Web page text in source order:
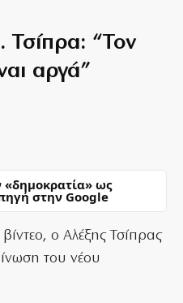
“Τον
αργά”
«δημοκρατία» ως
στην Google
ο Αλέξης Τσίπρας
του νέου